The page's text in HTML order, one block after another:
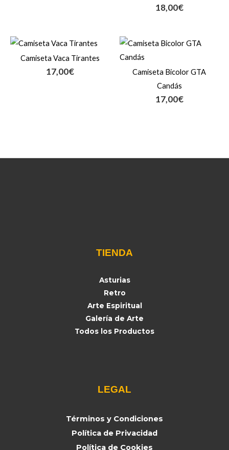
18,00€
Camiseta Vaca Tirantes
17,00€
Camiseta Bicolor GTA
Candás
17,00€
TIENDA
Asturias
Retro
Arte Espiritual
Galería de Arte
Todos los Productos
LEGAL
Términos y Condiciones
Política de Privacidad
Política de Cookies